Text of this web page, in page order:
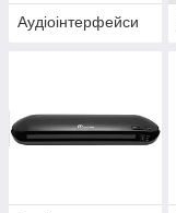
Аудіоінтерфейси